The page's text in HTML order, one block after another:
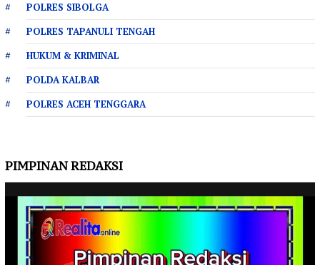
POLRES SIBOLGA
POLRES TAPANULI TENGAH
HUKUM & KRIMINAL
POLDA KALBAR
POLRES ACEH TENGGARA
PIMPINAN REDAKSI